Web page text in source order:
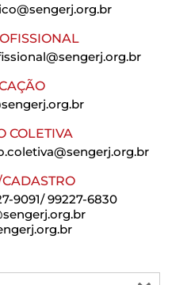
COLETIVA
9091/ 99227-6830